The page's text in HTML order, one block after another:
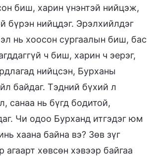
биш, харин үнэнтэй нийцэж,
бүрэн нийцдэг. Эрэлхийлдэг
нь хоосон сургаалын биш, бас
ч биш, харин ч эерэг,
нийцсэн, Бурханы
байдаг. Тэдний бүхий л
санаа нь бүгд бодитой,
Чи одоо Бурханд итгэдэг юм
хаана байна вэ? Зөв зүг
агаарт хөвсөн хэвээр байгаа